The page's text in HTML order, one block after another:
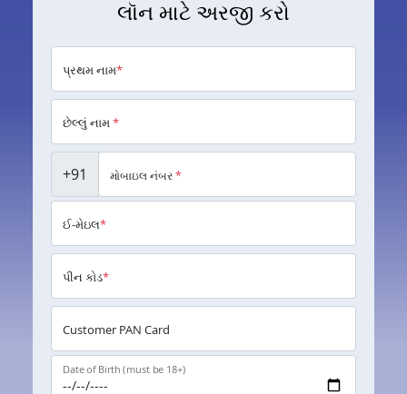
લૉન માટે અરજી કરો
પ્રથમ નામ*
છેલ્લું નામ*
+91 મોબાઇલ નંબર*
ઈ-મેઇલ*
પીન કોડ*
Customer PAN Card
Date of Birth (must be 18+)